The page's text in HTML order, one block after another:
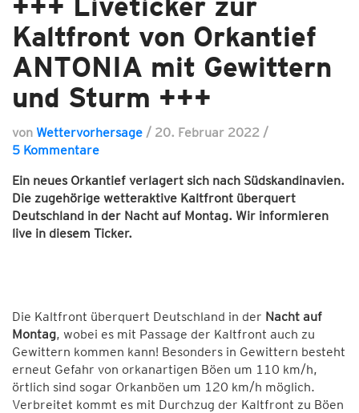
Kaltfront von Orkantief
ANTONIA mit Gewittern
und Sturm +++
von Wettervorhersage / 20. Februar 2022 /
5 Kommentare
Ein neues Orkantief verlagert sich nach Südskandinavien.
Die zugehörige wetteraktive Kaltfront überquert
Deutschland in der Nacht auf Montag. Wir informieren
live in diesem Ticker.
Die Kaltfront überquert Deutschland in der Nacht auf
Montag, wobei es mit Passage der Kaltfront auch zu
Gewittern kommen kann! Besonders in Gewittern besteht
erneut Gefahr von orkanartigen Böen um 110 km/h,
örtlich sind sogar Orkanböen um 120 km/h möglich.
Verbreitet kommt es mit Durchzug der Kaltfront zu Böen